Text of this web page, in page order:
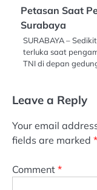
Petasan Saat
Surabaya
SURABAYA –
terluka saat
TNI di depan
Leave a Reply
Your email
fields are marked *
Comment *